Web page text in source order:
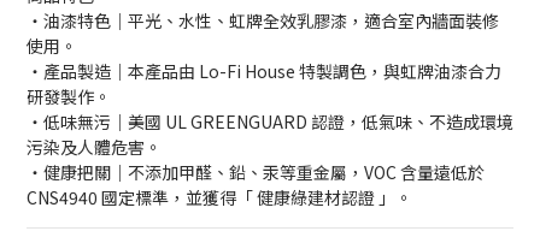
・油漆特色｜平光、水性、虹牌全效乳膠漆，適合室內牆面裝修
使用。
・產品製造｜本產品由 Lo-Fi House 特製調色，與虹牌油漆合力
研發製作。
・低味無污｜美國 UL GREENGUARD 認證，低氣味、不造成環境
污染及人體危害。
・健康把關｜不添加甲醛、鉛、汞等重金屬，VOC 含量遠低於
CNS4940 國定標準，並獲得「 健康綠建材認證 」。